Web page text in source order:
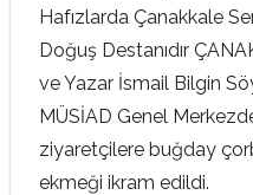
Hafızlarda Çanakkale
Doğuş Destanıdır
ve Yazar İsmail Bilgin
MÜSİAD Genel
ziyaretçilere buğday
ekmeği ikram edildi.